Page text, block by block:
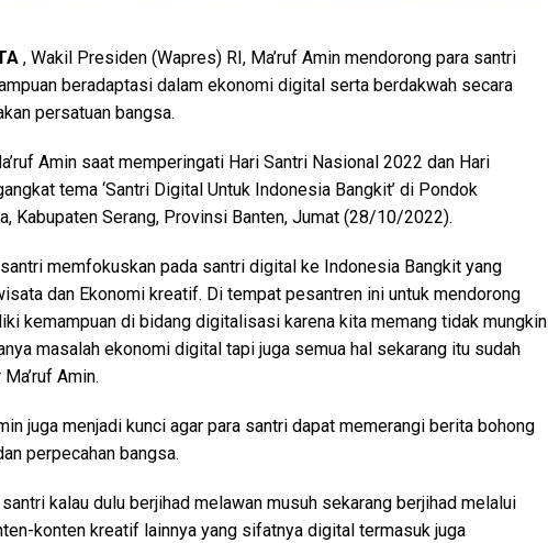
, Wakil Presiden (Wapres) RI, Ma’ruf Amin mendorong para santri
beradaptasi dalam ekonomi digital serta berdakwah secara
persatuan bangsa.
Amin saat memperingati Hari Santri Nasional 2022 dan Hari
tema ‘Santri Digital Untuk Indonesia Bangkit’ di Pondok
Kabupaten Serang, Provinsi Banten, Jumat (28/10/2022).
memfokuskan pada santri digital ke Indonesia Bangkit yang
dan Ekonomi kreatif. Di tempat pesantren ini untuk mendorong
kemampuan di bidang digitalisasi karena kita memang tidak mungkin
masalah ekonomi digital tapi juga semua hal sekarang itu sudah
Amin.
juga menjadi kunci agar para santri dapat memerangi berita bohong
perpecahan bangsa.
kalau dulu berjihad melawan musuh sekarang berjihad melalui
konten kreatif lainnya yang sifatnya digital termasuk juga